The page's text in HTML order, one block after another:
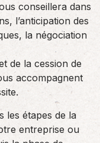
conseillera dans
l’anticipation des
la négociation
de la cession de
accompagnent
les étapes de la
entreprise ou